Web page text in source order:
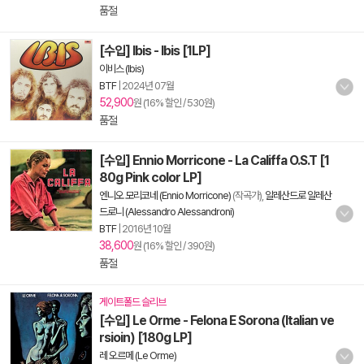
품절
[수입] Ibis - Ibis [1LP]
이비스 (Ibis)
BTF| 2024년 07월
52,900원 (16% 할인 / 530원)
품절
[수입] Ennio Morricone - La Califfa O.S.T [1
80g Pink color LP]
엔니오 모리코네 (Ennio Morricone) (작곡가), 알레산드로 알레산
드로니 (Alessandro Alessandroni)
BTF| 2016년 10월
38,600원 (16% 할인 / 390원)
품절
게이트폴드 슬리브
[수입] Le Orme - Felona E Sorona (Italian ve
rsioin) [180g LP]
레 오르메 (Le Orme)